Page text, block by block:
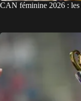
CAN féminine 2026 : les